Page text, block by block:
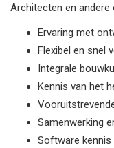
Architecten en
Ervaring met
Flexibel en snel
Integrale
Kennis van het
Samenwerking
Software kennis